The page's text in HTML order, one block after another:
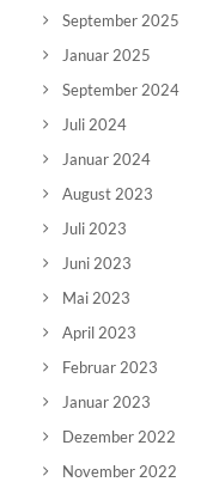
September 2025
Januar 2025
September 2024
Juli 2024
Januar 2024
August 2023
Juli 2023
Juni 2023
Mai 2023
April 2023
Februar 2023
Januar 2023
Dezember 2022
November 2022